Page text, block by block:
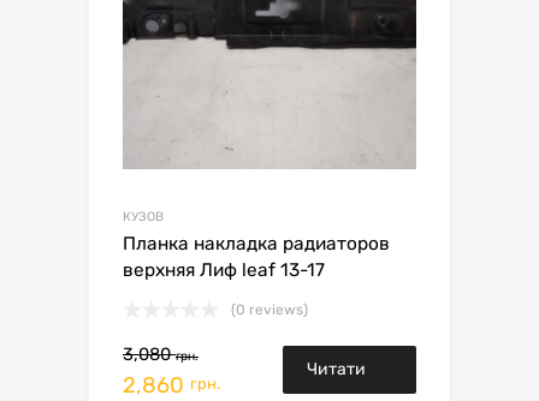
КУЗОВ
Планка накладка радиаторов
верхняя Лиф leaf 13-17
(0 reviews)
3,080грн.
2,860 грн.
Читати